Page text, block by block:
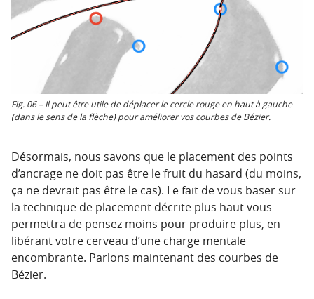
Fig. 06 – Il peut être utile de déplacer le cercle rouge en haut à gauche
(dans le sens de la flèche) pour améliorer vos courbes de Bézier.
Désormais, nous savons que le placement des points
d’ancrage ne doit pas être le fruit du hasard (du moins,
ça ne devrait pas être le cas). Le fait de vous baser sur
la technique de placement décrite plus haut vous
permettra de pensez moins pour produire plus, en
libérant votre cerveau d’une charge mentale
encombrante. Parlons maintenant des courbes de
Bézier.